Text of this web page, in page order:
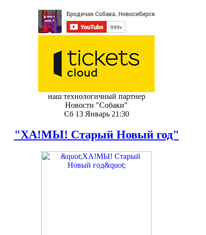
наш технологичный партнер
Новости "Собаки"
Сб 13 Январь 21:30
"ХА!МЫ! Старый Новый год"